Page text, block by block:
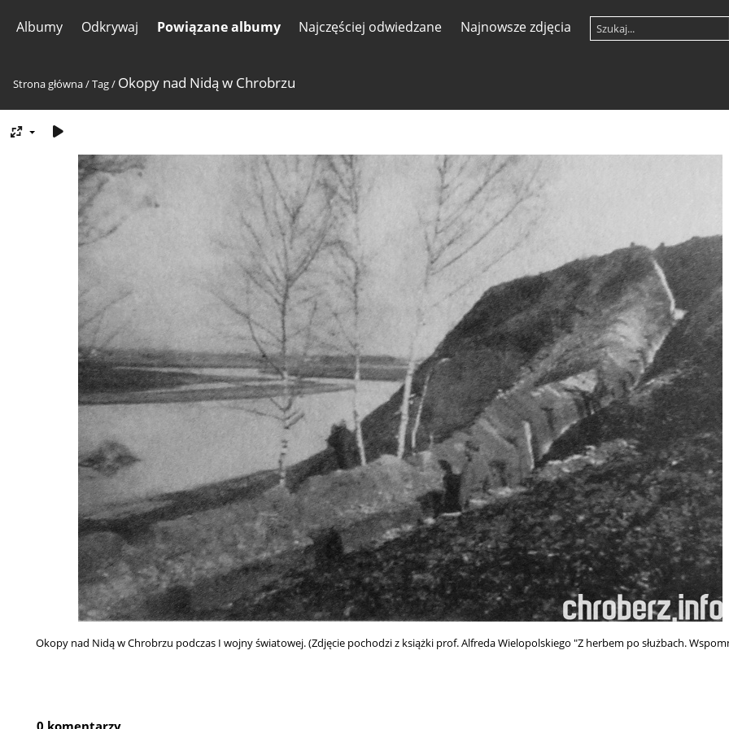
Albumy Odkrywaj Powiązane albumy Najczęściej odwiedzane Najnowsze zdjęcia
Strona główna/Tag/ Okopy nad Nidą w Chrobrzu
Okopy nad Nidą w Chrobrzu podczas I wojny światowej. (Zdjęcie pochodzi z książki prof. Alfreda Wielopolskiego "Z herbem po służbach.
0 komentarzy